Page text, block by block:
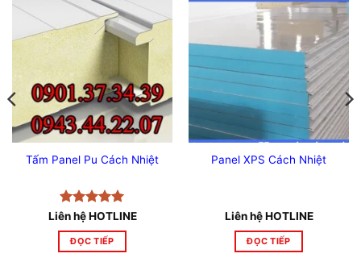
Tấm Panel Pu Cách Nhiệt
Được xếp
hạng55
sao
Liên hệ HOTLINE
ĐỌC TIẾP
Panel XPS Cách Nhiệt
Liên hệ HOTLINE
ĐỌC TIẾP